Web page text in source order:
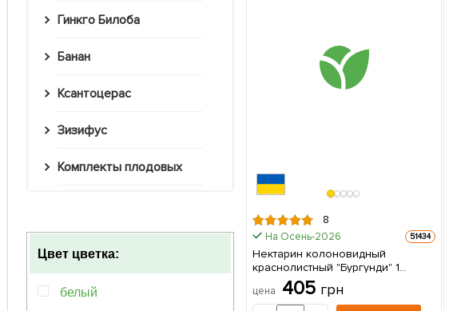
Гинкго Билоба
Банан
Ксантоцерас
Зизифус
Комплекты плодовых
Цвет цветка:
белый
8
На Осень-2026 51434
Нектарин колоновидный
краснолистный "Бургунди" 1
саженец в упаковке
цена 405 грн